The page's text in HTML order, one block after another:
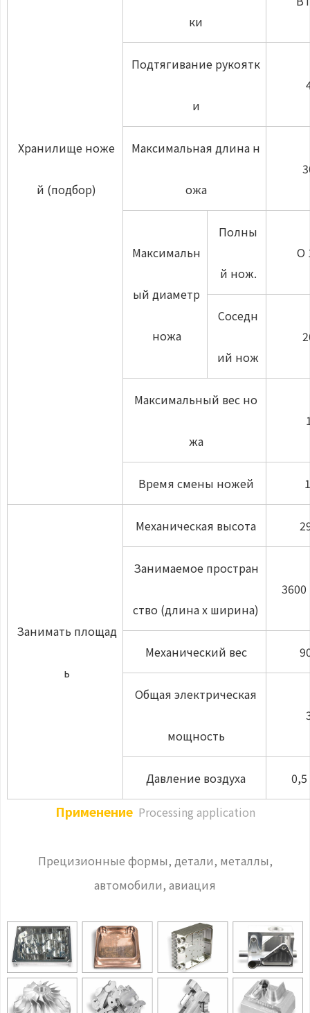
Хранилище ноже
й (подбор)
ки
Подтягивание рукоятк
и
Максимальная длина н
ожа
Максимальн
ый диаметр
ножа
Полны
й нож.
О
Соседн
ий нож
Максимальный вес но
жа
Время смены ножей
Занимать площад
ь
Механическая высота
Занимаемое простран
ство (длина х ширина)
Механический вес
Общая электрическая
мощность
Давление воздуха
Применение Processing application
Прецизионные формы, детали, металлы,
автомобили, авиация